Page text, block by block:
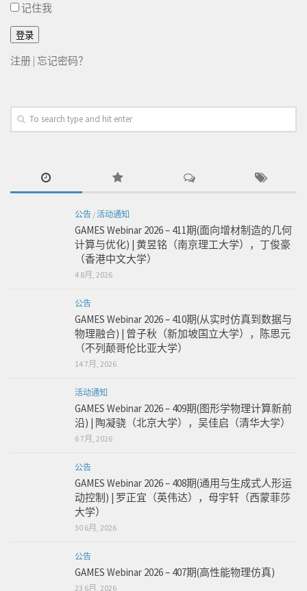
记住我
注册 | 忘记密码？
公告 /活动通知
GAMES Webinar 2026 – 411期(面向增材制造的几何
计算与优化) | 黄昱铭（南京理工大学），丁俊豪
（香港中文大学）
4 8月, 2026
公告
GAMES Webinar 2026 – 410期(从实时仿真到数据与
物理融合) | 曾子秋（新加坡国立大学），陈思元
（不列颠哥伦比亚大学）
14 7月, 2026
活动通知
GAMES Webinar 2026 – 409期(图形学物理计算新前
沿) | 陶凝骁（北京大学），吴佳启（清华大学）
6 7月, 2026
公告
GAMES Webinar 2026 – 408期(通用与生成式人形运
动控制) | 罗正宜（英伟达），母宇轩（西蒙菲莎
大学）
30 6月, 2026
公告
GAMES Webinar 2026 – 407期(高性能物理仿真)
23 6月, 2026